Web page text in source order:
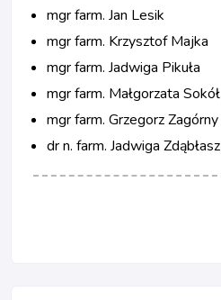
mgr farm. Jan Lesik
mgr farm. Krzysztof Majka
mgr farm. Jadwiga Pikuła
mgr farm. Małgorzata Sokół
mgr farm. Grzegorz Zagórny
dr n. farm. Jadwiga Zdąbłasz